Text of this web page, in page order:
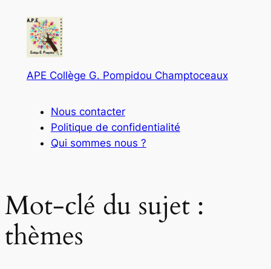
APE Collège G. Pompidou Champtoceaux
Nous contacter
Politique de confidentialité
Qui sommes nous ?
Mot-clé du sujet :
thèmes